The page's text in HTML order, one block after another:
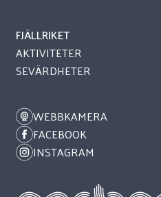
FJÄLLRIKET
AKTIVITETER
SEVÄRDHETER
WEBBKAMERA
FACEBOOK
INSTAGRAM